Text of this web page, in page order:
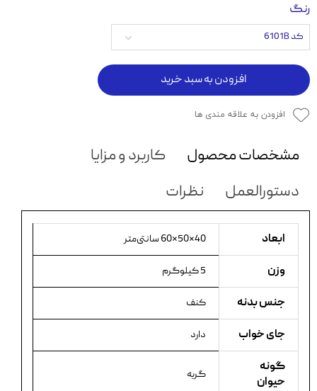
رنگ
کد 6101B
افزودن به سبد خرید
افزودن به علاقه مندی ها
مشخصات محصول
کاربرد و مزایا
دستورالعمل
نظرات
ابعاد 40×50×60 سانتی‌متر
وزن 5 کیلوگرم
جنس بدنه کنف
جای خواب دارد
گونه
حیوان
گربه